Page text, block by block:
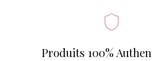
Produits 100%